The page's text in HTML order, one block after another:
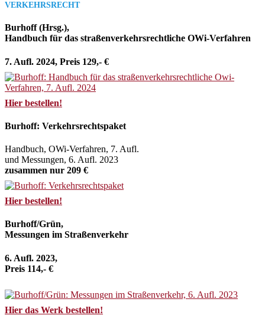
VERKEHRSRECHT
Burhoff (Hrsg.),
Handbuch für das straßenverkehrsrechtliche OWi-Verfahren
7. Aufl. 2024, Preis 129,- €
Hier bestellen!
Burhoff: Verkehrsrechtspaket
Handbuch, OWi-Verfahren, 7. Aufl.
und Messungen, 6. Aufl. 2023
zusammen nur 209 €
Hier bestellen!
Burhoff/Grün,
Messungen im Straßenverkehr
6. Aufl. 2023,
Preis 114,- €
Hier das Werk bestellen!